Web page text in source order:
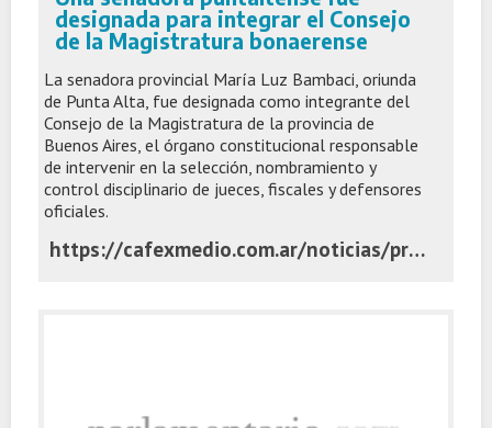
designada para integrar el Consejo
de la Magistratura bonaerense
La senadora provincial María Luz Bambaci, oriunda
de Punta Alta, fue designada como integrante del
Consejo de la Magistratura de la provincia de
Buenos Aires, el órgano constitucional responsable
de intervenir en la selección, nombramiento y
control disciplinario de jueces, fiscales y defensores
oficiales.
https://cafexmedio.com.ar/noticias/provinciales/una-senadora-puntaltense-fue-designada-para-integrar-el-consejo-de-la-magistratura-bonaerense/